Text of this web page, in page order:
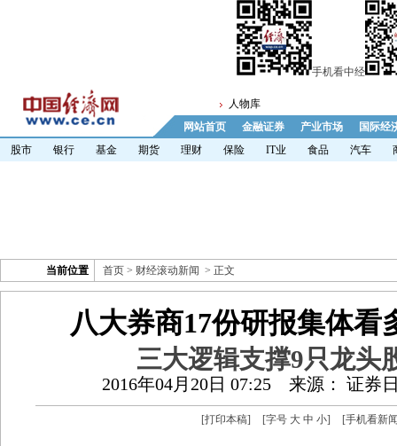
手机看中经
人物库
网站首页
金融证券 产业市场
国际经
股市
银行 基金 期货 理财 保险 IT业 食品 汽车
当前位置 首页 > 财经滚动新闻 > 正文
八大券商17份研报集体看
三大逻辑支撑9只龙头
2016年04月20日 07:25 来源： 证券
[打印本稿] [字号 大 中 小] [手机看新